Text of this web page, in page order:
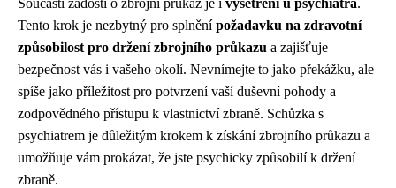
Součástí žádosti o zbrojní průkaz je i vyšetření u psychiatra.
Tento krok je nezbytný pro splněnípožadavku na zdravotní
způsobilost pro držení zbrojního průkazu a zajišťuje
bezpečnost vás i vašeho okolí. Nevnímejte to jako překážku, ale
spíše jako příležitost pro potvrzení vaší duševní pohody a
zodpovědného přístupu k vlastnictví zbraně. Schůzka s
psychiatrem je důležitým krokem k získání zbrojního průkazu a
umožňuje vám prokázat, že jste psychicky způsobilí k držení
zbraně.